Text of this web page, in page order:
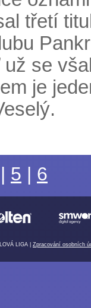
třetí
se
je
| 5 | 6
LIGA | Zpracování osobních